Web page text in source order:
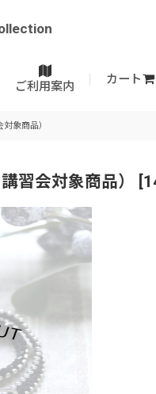
ご利用案内
カート
象商品）
習会対象商品） [